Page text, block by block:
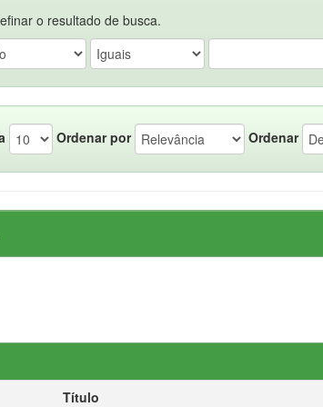
o resultado de busca.
Ordenar por Ordenar
Título